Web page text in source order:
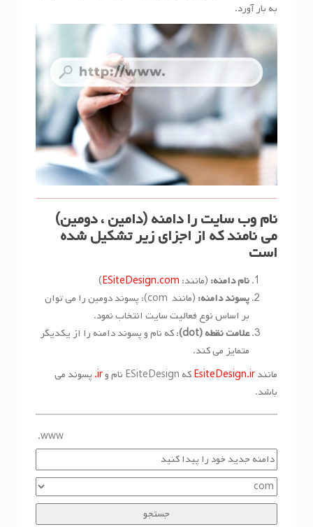
به بار آورد.
نام وب سایت را دامنه (دامین ، دومین)
می نامند که از اجزای زیر تشکیل شده
است
نام دامنه: (مانند: ESiteDesign.com
)
پسوند دامنه:
(مانند com): پسوند دومین را می توان
بر اساس نوع فعالیت سایت انتخاب نمود.
علامت نقطه (dot)
: که نام و پسوند دامنه را از یکدیگر
متمایز می کند.
مانندEsiteDesign.irکه ESiteDesign نام و ir. پسوند می
باشد.
www.